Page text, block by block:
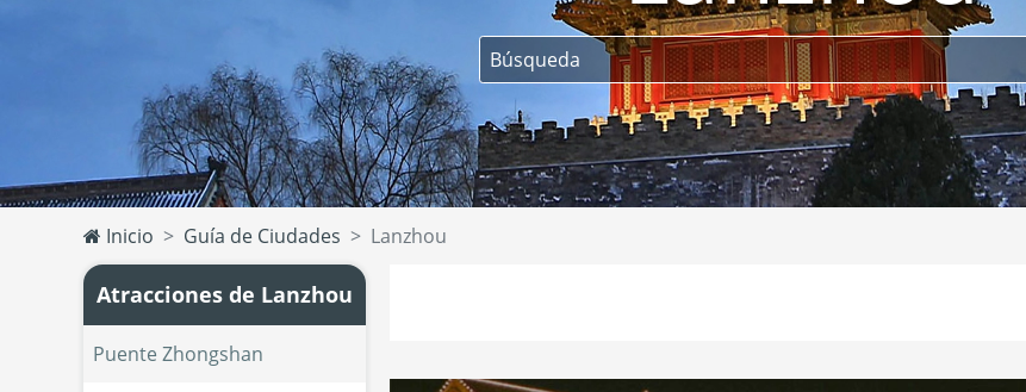
Inicio Guía de Ciudades Lanzhou
Atracciones de Lanzhou
Puente Zhongshan